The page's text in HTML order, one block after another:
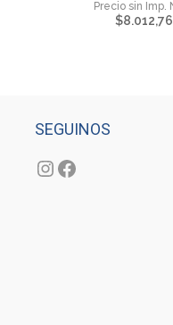
$8.012,76
SEGUINOS
Instagram
Facebook